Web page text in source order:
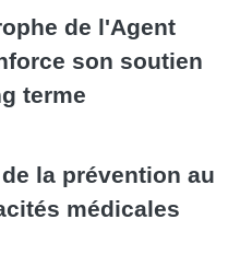
de l'Agent
son soutien
terme
la prévention au
médicales